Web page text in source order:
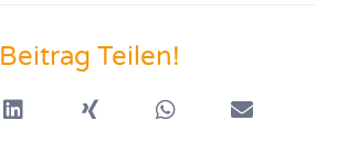
Beitrag Teilen!